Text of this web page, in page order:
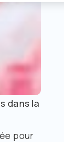
dans la
pour